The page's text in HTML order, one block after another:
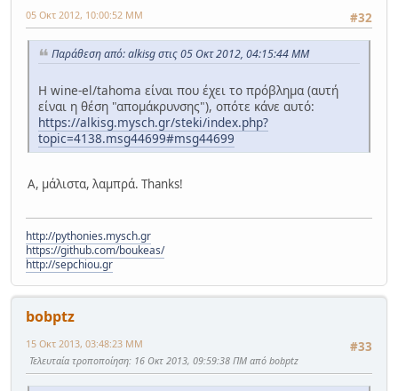
#32
05 Οκτ 2012, 10:00:52 ΜΜ
Παράθεση από: alkisg στις 05 Οκτ 2012, 04:15:44 ΜΜ
Η wine-el/tahoma είναι που έχει το πρόβλημα (αυτή
είναι η θέση "απομάκρυνσης"), οπότε κάνε αυτό:
https://alkisg.mysch.gr/steki/index.php?
topic=4138.msg44699#msg44699
Α, μάλιστα, λαμπρά. Thanks!
http://pythonies.mysch.gr
https://github.com/boukeas/
http://sepchiou.gr
bobptz
#33
15 Οκτ 2013, 03:48:23 ΜΜ
Τελευταία τροποποίηση: 16 Οκτ 2013, 09:59:38 ΠΜ από bobptz